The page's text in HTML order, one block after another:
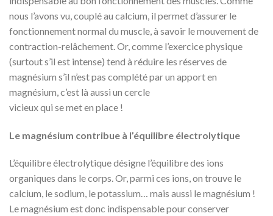
nous l’avons vu, couplé au calcium, il permet d’assurer le
fonctionnement normal du muscle, à savoir le mouvement de
contraction-relâchement. Or, comme l’exercice physique
(surtout s’il est intense) tend à réduire les réserves de
magnésium s’il n’est pas complété par un apport en
magnésium, c’est là aussi un cercle
vicieux qui se met en place !
Le magnésium contribue à l’équilibre électrolytique
L’équilibre électrolytique désigne l’équilibre des ions
organiques dans le corps. Or, parmi ces ions, on trouve le
calcium, le sodium, le potassium… mais aussi le magnésium !
Le magnésium est donc indispensable pour conserver